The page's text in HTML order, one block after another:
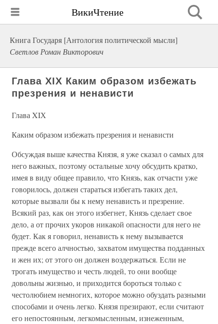
ВикиЧтение
Книга Государя [Антология политической мысли]
Светлов Роман Викторович
Глава XIХ Каким образом избежать
презрения и ненависти
Глава XIХ
Каким образом избежать презрения и ненависти
Обсуждая выше качества Князя, я уже сказал о самых для
него важных, поэтому остальные хочу обсудить кратко,
имея в виду общее правило, что Князь, как отчасти уже
говорилось, должен стараться избегать таких дел,
которые вызвали бы к нему ненависть и презрение.
Всякий раз, как он этого избегнет, Князь сделает свое
дело, а от прочих укоров никакой опасности для него не
будет. Как я говорил, ненависть к нему вызывается
прежде всего алчностью, захватом имущества подданных
и жен их; от этого он должен воздержаться. Если не
трогать имущество и честь людей, то они вообще
довольны жизнью, и приходится бороться только с
честолюбием немногих, которое можно обуздать разными
способами и очень легко. Князя презирают, если считают
его непостоянным, легкомысленным, изнеженным,